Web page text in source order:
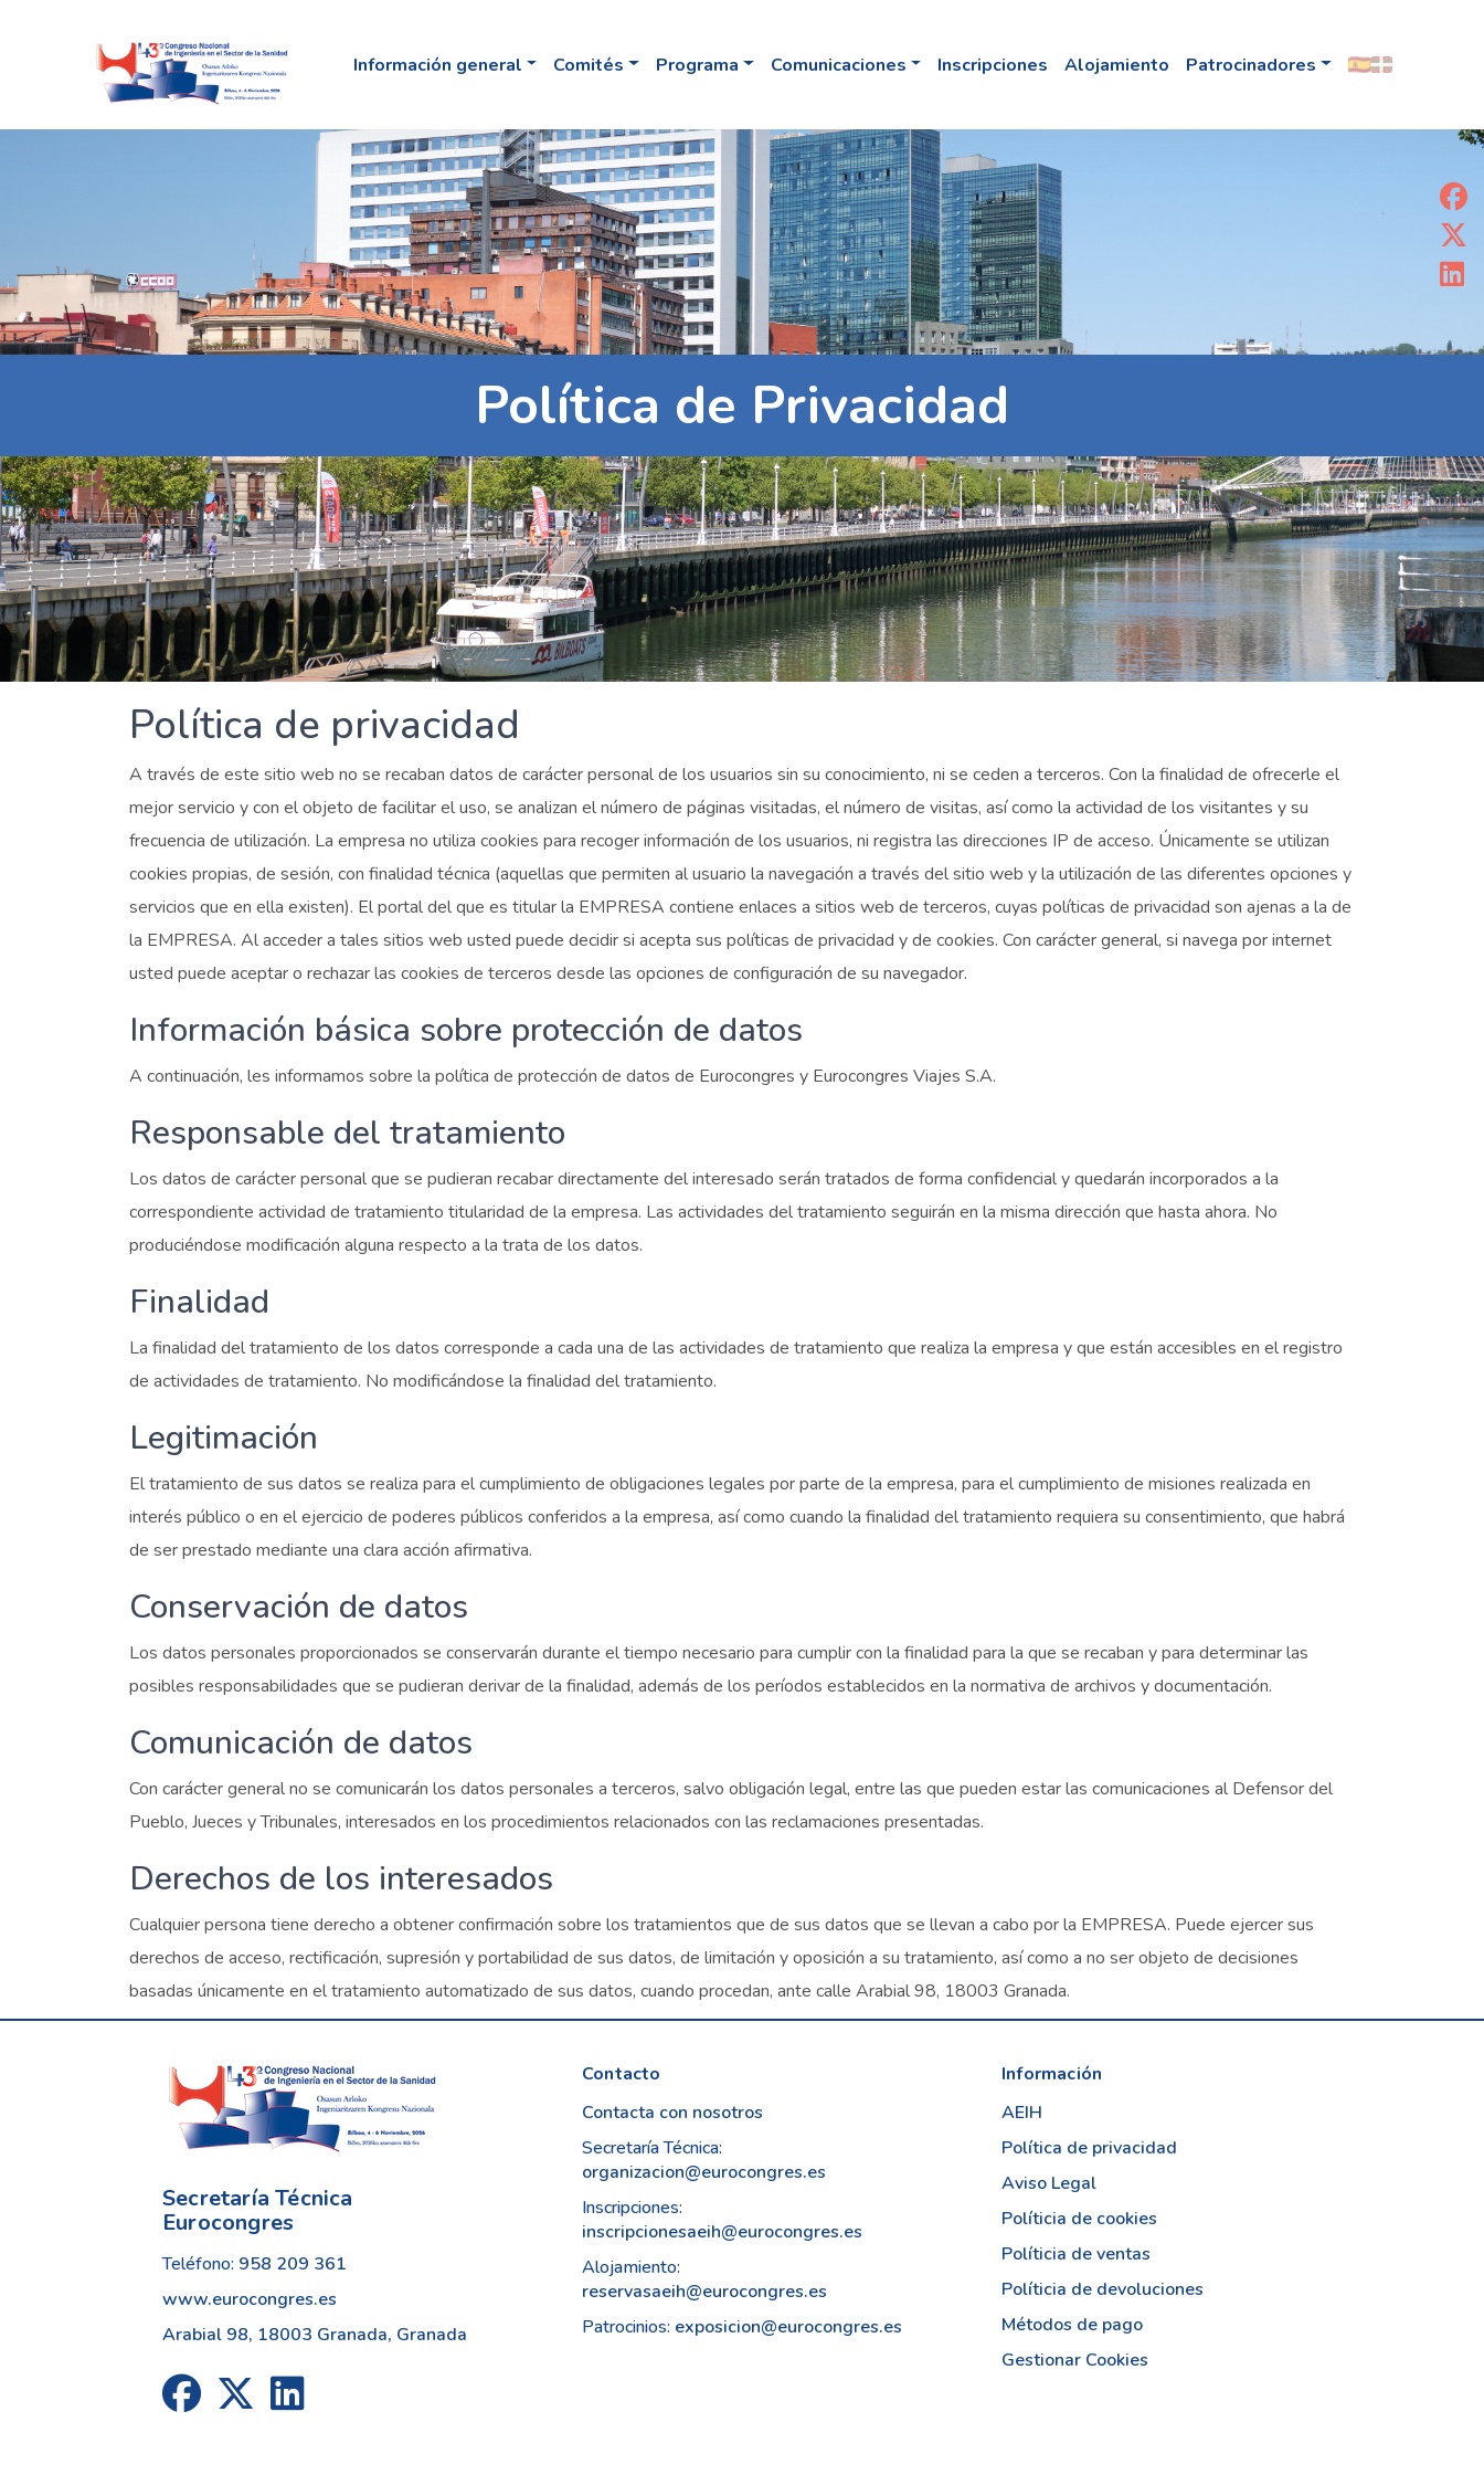
Información general Comités Programa Comunicaciones Inscripciones Alojamiento Patrocinadores
Política de Privacidad
Política de privacidad
A través de este sitio web no se recaban datos de carácter personal de los usuarios sin su conocimiento, ni se ceden a terceros. Con la finalidad de ofrecerle el
mejor servicio y con el objeto de facilitar el uso, se analizan el número de páginas visitadas, el número de visitas, así como la actividad de los visitantes y su
frecuencia de utilización. La empresa no utiliza cookies para recoger información de los usuarios, ni registra las direcciones IP de acceso. Únicamente se utilizan
cookies propias, de sesión, con finalidad técnica (aquellas que permiten al usuario la navegación a través del sitio web y la utilización de las diferentes opciones y
servicios que en ella existen). El portal del que es titular la EMPRESA contiene enlaces a sitios web de terceros, cuyas políticas de privacidad son ajenas a la de
la EMPRESA. Al acceder a tales sitios web usted puede decidir si acepta sus políticas de privacidad y de cookies. Con carácter general, si navega por internet
usted puede aceptar o rechazar las cookies de terceros desde las opciones de configuración de su navegador.
Información básica sobre protección de datos
A continuación, les informamos sobre la política de protección de datos de Eurocongres y Eurocongres Viajes S.A.
Responsable del tratamiento
Los datos de carácter personal que se pudieran recabar directamente del interesado serán tratados de forma confidencial y quedarán incorporados a la
correspondiente actividad de tratamiento titularidad de la empresa. Las actividades del tratamiento seguirán en la misma dirección que hasta ahora. No
produciéndose modificación alguna respecto a la trata de los datos.
Finalidad
La finalidad del tratamiento de los datos corresponde a cada una de las actividades de tratamiento que realiza la empresa y que están accesibles en el registro
de actividades de tratamiento. No modificándose la finalidad del tratamiento.
Legitimación
El tratamiento de sus datos se realiza para el cumplimiento de obligaciones legales por parte de la empresa, para el cumplimiento de misiones realizada en
interés público o en el ejercicio de poderes públicos conferidos a la empresa, así como cuando la finalidad del tratamiento requiera su consentimiento, que habrá
de ser prestado mediante una clara acción afirmativa.
Conservación de datos
Los datos personales proporcionados se conservarán durante el tiempo necesario para cumplir con la finalidad para la que se recaban y para determinar las
posibles responsabilidades que se pudieran derivar de la finalidad, además de los períodos establecidos en la normativa de archivos y documentación.
Comunicación de datos
Con carácter general no se comunicarán los datos personales a terceros, salvo obligación legal, entre las que pueden estar las comunicaciones al Defensor del
Pueblo, Jueces y Tribunales, interesados en los procedimientos relacionados con las reclamaciones presentadas.
Derechos de los interesados
Cualquier persona tiene derecho a obtener confirmación sobre los tratamientos que de sus datos que se llevan a cabo por la EMPRESA. Puede ejercer sus
derechos de acceso, rectificación, supresión y portabilidad de sus datos, de limitación y oposición a su tratamiento, así como a no ser objeto de decisiones
basadas únicamente en el tratamiento automatizado de sus datos, cuando procedan, ante calle Arabial 98, 18003 Granada.
Secretaría Técnica
Eurocongres
Teléfono: 958 209 361
www.eurocongres.es
Arabial 98, 18003 Granada, Granada
Contacto
Contacta con nosotros
Secretaría Técnica:
organizacion@eurocongres.es
Inscripciones:
inscripcionesaeih@eurocongres.es
Alojamiento:
reservasaeih@eurocongres.es
Patrocinios: exposicion@eurocongres.es
Información
AEIH
Política de privacidad
Aviso Legal
Políticia de cookies
Políticia de ventas
Políticia de devoluciones
Métodos de pago
Gestionar Cookies